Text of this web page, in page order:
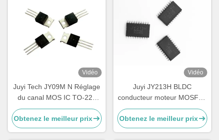
Vidéo
Juyi Tech JY09M N Réglage
du canal MOS IC TO-220
70V90A
Obtenez le meilleur prix
Vidéo
Juyi JY213H BLDC
conducteur moteur MOSFET
/ IGBT conducteur haute
vitesse 3 - phase demi - pont
Obtenez le meilleur prix